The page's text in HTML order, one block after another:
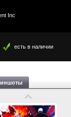
Inc
есть в наличии